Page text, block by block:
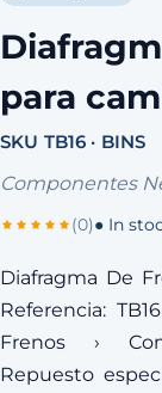
para
SKU TB16 · BINS
Componentes
(0)● In
Diafragma De
Referencia:
Frenos ›
Repuesto